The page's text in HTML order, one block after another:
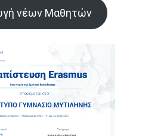
νέων Μαθητών